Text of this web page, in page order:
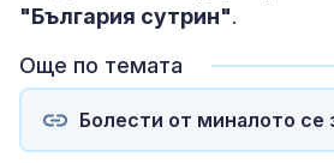
"България сутрин".
Още по темата
Болести от миналото се